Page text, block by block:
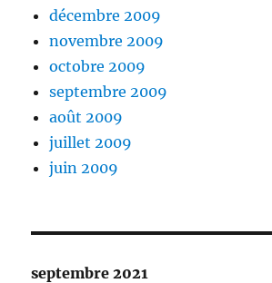
décembre 2009
novembre 2009
octobre 2009
septembre 2009
août 2009
juillet 2009
juin 2009
septembre 2021